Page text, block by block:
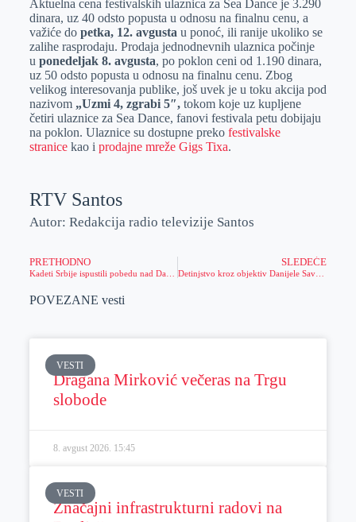
Aktuelna cena festivalskih ulaznica za Sea Dance je 3.290
dinara, uz 40 odsto popusta u odnosu na finalnu cenu, a
važiće do petka, 12. avgusta u ponoć, ili ranije ukoliko se
zalihe rasprodaju. Prodaja jednodnevnih ulaznica počinje
u ponedeljak 8. avgusta, po poklon ceni od 1.190 dinara,
uz 50 odsto popusta u odnosu na finalnu cenu. Zbog
velikog interesovanja publike, još uvek je u toku akcija pod
nazivom „Uzmi 4, zgrabi 5″,tokom koje uz kupljene
četiri ulaznice za Sea Dance, fanovi festivala petu dobijaju
na poklon. Ulaznice su dostupne preko festivalske
stranicekao i prodajne mreže Gigs Tixa.
RTV Santos
Autor: Redakcija radio televizije Santos
PRETHODNO
Kadeti Srbije ispustili pobedu nad Danskom na startu Evropskog prvenstva
SLEDEĆE
POVEZANE vesti
VESTI
Dragana Mirković večeras na Trgu
slobode
8. avgust 2026. 15:45
VESTI
Značajni infrastrukturni radovi na